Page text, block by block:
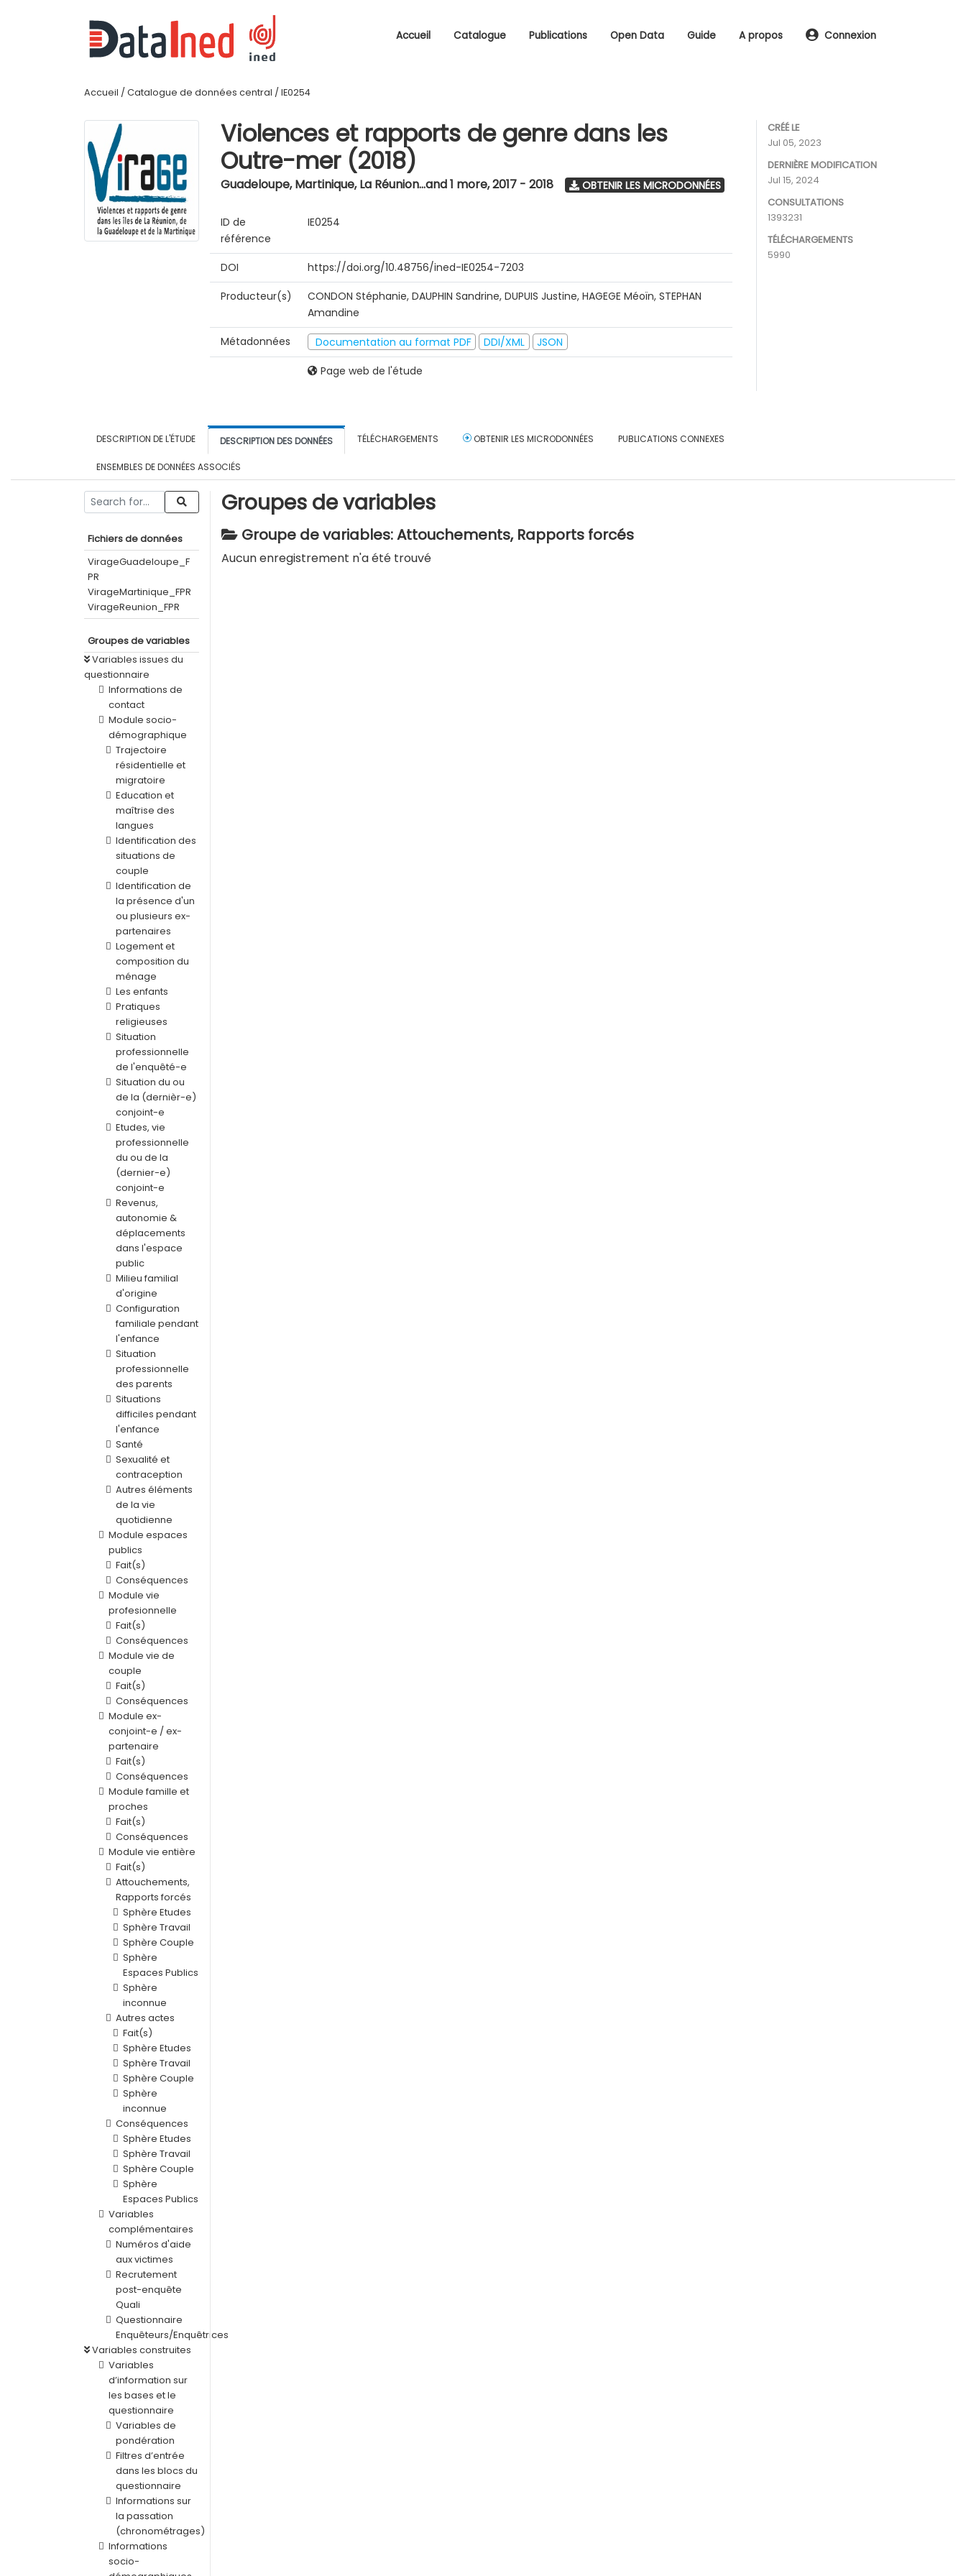
Accueil Catalogue Publications Open Data Guide A propos Connexion
Accueil / Catalogue de données central / IE0254
Violences et rapports de genre dans les
Outre-mer (2018)
Guadeloupe, Martinique, La Réunion...and 1 more,2017 - 2018 OBTENIR LES MICRODONNÉES
ID de
référence
IE0254
DOI
https://doi.org/10.48756/ined-IE0254-7203
Producteur(s)
CONDON Stéphanie, DAUPHIN Sandrine, DUPUIS Justine, HAGEGE Méoïn, STEPHAN
Amandine
Métadonnées
Documentation au format PDF DDI/XML
JSON
Page web de l'étude
CRÉÉ LE
Jul 05, 2023
DERNIÈRE MODIFICATION
Jul 15, 2024
CONSULTATIONS
1393231
TÉLÉCHARGEMENTS
5990
DESCRIPTION DE L'ÉTUDE DESCRIPTION DES DONNÉES TÉLÉCHARGEMENTS OBTENIR LES MICRODONNÉES PUBLICATIONS CONNEXES
ENSEMBLES DE DONNÉES ASSOCIÉS
Fichiers de données
VirageGuadeloupe_F
PR
VirageMartinique_FPR
VirageReunion_FPR
Groupes de variables
Variables issues du
questionnaire
Informations de
contact
Module socio-
démographique
Trajectoire
résidentielle et
migratoire
Education et
maîtrise des
langues
Identification des
situations de
couple
Identification de
la présence d'un
ou plusieurs ex-
partenaires
Logement et
composition du
ménage
Les enfants
Pratiques
religieuses
Situation
professionnelle
de l'enquêté-e
Situation du ou
de la (dernièr-e)
conjoint-e
Etudes, vie
professionnelle
du ou de la
(dernier-e)
conjoint-e
Revenus,
autonomie &
déplacements
dans l'espace
public
Milieu familial
d'origine
Configuration
familiale pendant
l'enfance
Situation
professionnelle
des parents
Situations
difficiles pendant
l'enfance
Santé
Sexualité et
contraception
Autres éléments
de la vie
quotidienne
Module espaces
publics
Fait(s)
Conséquences
Module vie
profesionnelle
Fait(s)
Conséquences
Module vie de
couple
Fait(s)
Conséquences
Module ex-
conjoint-e / ex-
partenaire
Fait(s)
Conséquences
Module famille et
proches
Fait(s)
Conséquences
Module vie entière
Fait(s)
Attouchements,
Rapports forcés
Sphère Etudes
Sphère Travail
Sphère Couple
Sphère
Espaces Publics
Sphère
inconnue
Autres actes
Fait(s)
Sphère Etudes
Sphère Travail
Sphère Couple
Sphère
inconnue
Conséquences
Sphère Etudes
Sphère Travail
Sphère Couple
Sphère
Espaces Publics
Variables
complémentaires
Numéros d'aide
aux victimes
Recrutement
post-enquête
Quali
Questionnaire
Enquêteurs/Enquêtrices
Variables construites
Variables
d’information sur
les bases et le
questionnaire
Variables de
pondération
Filtres d’entrée
dans les blocs du
questionnaire
Informations sur
la passation
(chronométrages)
Informations
socio-
Groupes de variables
Groupe de variables: Attouchements, Rapports forcés
Aucun enregistrement n'a été trouvé